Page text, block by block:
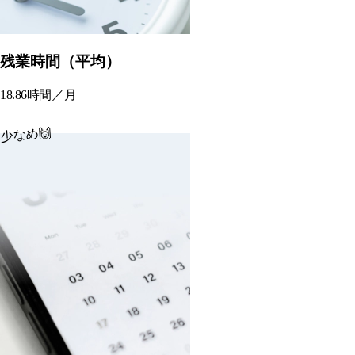
残業時間（平均）
18.86時間／月
少なめ🙌